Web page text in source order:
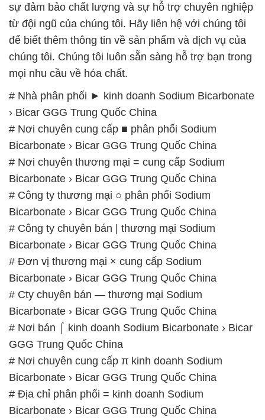
sự đảm bảo chất lượng và sự hỗ trợ chuyên nghiệp
từ đội ngũ của chúng tôi. Hãy liên hệ với chúng tôi
để biết thêm thông tin về sản phẩm và dịch vụ của
chúng tôi. Chúng tôi luôn sẵn sàng hỗ trợ bạn trong
mọi nhu cầu về hóa chất.
# Nhà phân phối ► kinh doanh Sodium Bicarbonate
› Bicar GGG Trung Quốc China
# Nơi chuyên cung cấp ■ phân phối Sodium
Bicarbonate › Bicar GGG Trung Quốc China
# Nơi chuyên thương mại = cung cấp Sodium
Bicarbonate › Bicar GGG Trung Quốc China
# Công ty thương mại ○ phân phối Sodium
Bicarbonate › Bicar GGG Trung Quốc China
# Công ty chuyên bán | thương mại Sodium
Bicarbonate › Bicar GGG Trung Quốc China
# Đơn vị thương mại × cung cấp Sodium
Bicarbonate › Bicar GGG Trung Quốc China
# Cty chuyên bán — thương mại Sodium
Bicarbonate › Bicar GGG Trung Quốc China
# Nơi bán ⌠ kinh doanh Sodium Bicarbonate › Bicar
GGG Trung Quốc China
# Nơi chuyên cung cấp π kinh doanh Sodium
Bicarbonate › Bicar GGG Trung Quốc China
# Địa chỉ phân phối = kinh doanh Sodium
Bicarbonate › Bicar GGG Trung Quốc China